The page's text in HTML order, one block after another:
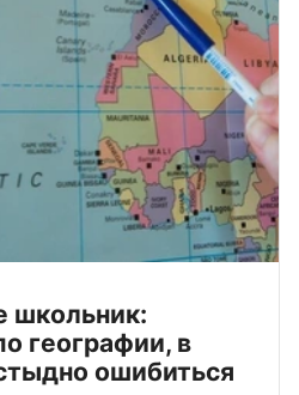
школьник:
географии, в
ошибиться